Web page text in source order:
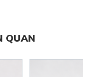
QUAN